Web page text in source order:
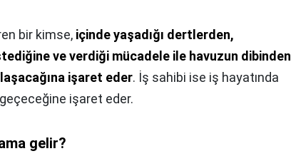
bir kimse, içinde yaşadığı dertlerden,
ve verdiği mücadele ile havuzun dibinden
işaret eder. İş sahibi ise iş hayatında
geçeceğine işaret eder.
gelir?